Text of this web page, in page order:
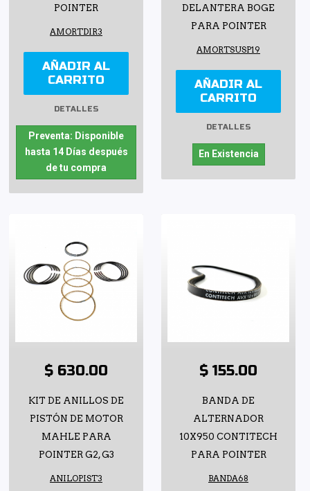
POINTER
AMORTDIR3
AÑADIR AL
CARRITO
DETALLES
Preventa: Disponible
hasta 14 Días después
de tu compra
DELANTERA BOGE
PARA POINTER
AMORTSUSP19
AÑADIR AL
CARRITO
DETALLES
En Existencia
$ 630.00
KIT DE ANILLOS DE
PISTÓN DE MOTOR
MAHLE PARA
POINTER G2, G3
ANILOPIST3
$ 155.00
BANDA DE
ALTERNADOR
10X950 CONTITECH
PARA POINTER
BANDA68